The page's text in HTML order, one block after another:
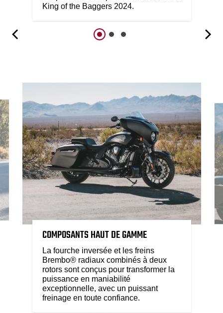
King of the Baggers 2024.
COMPOSANTS HAUT DE GAMME
La fourche inversée et les freins
Brembo® radiaux combinés à deux
rotors sont conçus pour transformer la
puissance en maniabilité
exceptionnelle, avec un puissant
freinage en toute confiance.